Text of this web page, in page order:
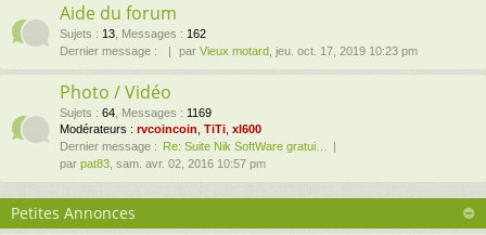
Aide du forum
Sujets : 13 Messages : 162
Dernier message :
par Vieux motard , jeu. oct. 17, 2019 10:23 pm
Photo / Vidéo
Sujets : 64 Messages : 1169
Modérateurs : rvcoincoin TiTi xl600
Dernier message :
Re: Suite Nik SoftWare gratui…
par pat83 , sam. avr. 02, 2016 10:57 pm
Petites Annonces